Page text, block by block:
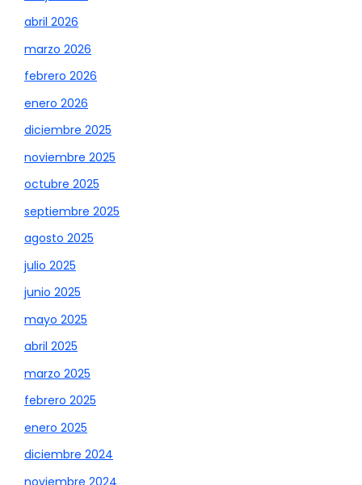
abril 2026
marzo 2026
febrero 2026
enero 2026
diciembre 2025
noviembre 2025
octubre 2025
septiembre 2025
agosto 2025
julio 2025
junio 2025
mayo 2025
abril 2025
marzo 2025
febrero 2025
enero 2025
diciembre 2024
noviembre 2024